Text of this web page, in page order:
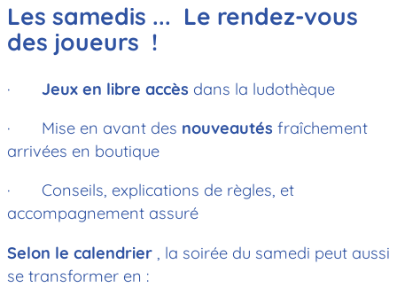
Les samedis ... Le rendez-vous
des joueurs !
· Jeux en libre accès dans la ludothèque
· Mise en avant des nouveautés fraîchement
arrivées en boutique
· Conseils, explications de règles, et
accompagnement assuré
Selon le calendrier , la soirée du samedi peut aussi
se transformer en :